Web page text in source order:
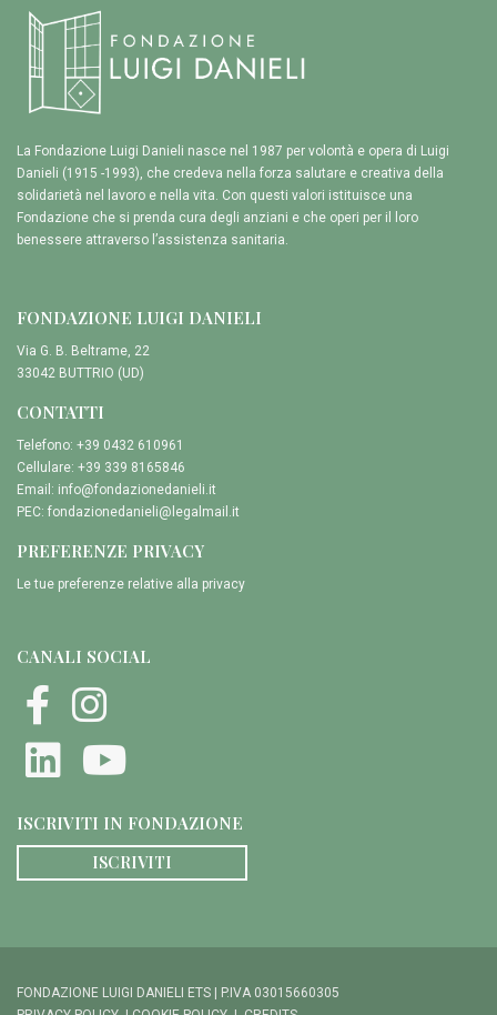
La Fondazione Luigi Danieli nasce nel 1987 per volontà e opera di Luigi
Danieli (1915 -1993), che credeva nella forza salutare e creativa della
solidarietà nel lavoro e nella vita. Con questi valori istituisce una
Fondazione che si prenda cura degli anziani e che operi per il loro
benessere attraverso l’assistenza sanitaria.
FONDAZIONE LUIGI DANIELI
Via G. B. Beltrame, 22
33042 BUTTRIO (UD)
CONTATTI
Telefono: +39 0432 610961
Cellulare: +39 339 8165846
Email: info@fondazionedanieli.it
PEC: fondazionedanieli@legalmail.it
PREFERENZE PRIVACY
Le tue preferenze relative alla privacy
CANALI SOCIAL
ISCRIVITI IN FONDAZIONE
ISCRIVITI
FONDAZIONE LUIGI DANIELI ETS | P.IVA 03015660305